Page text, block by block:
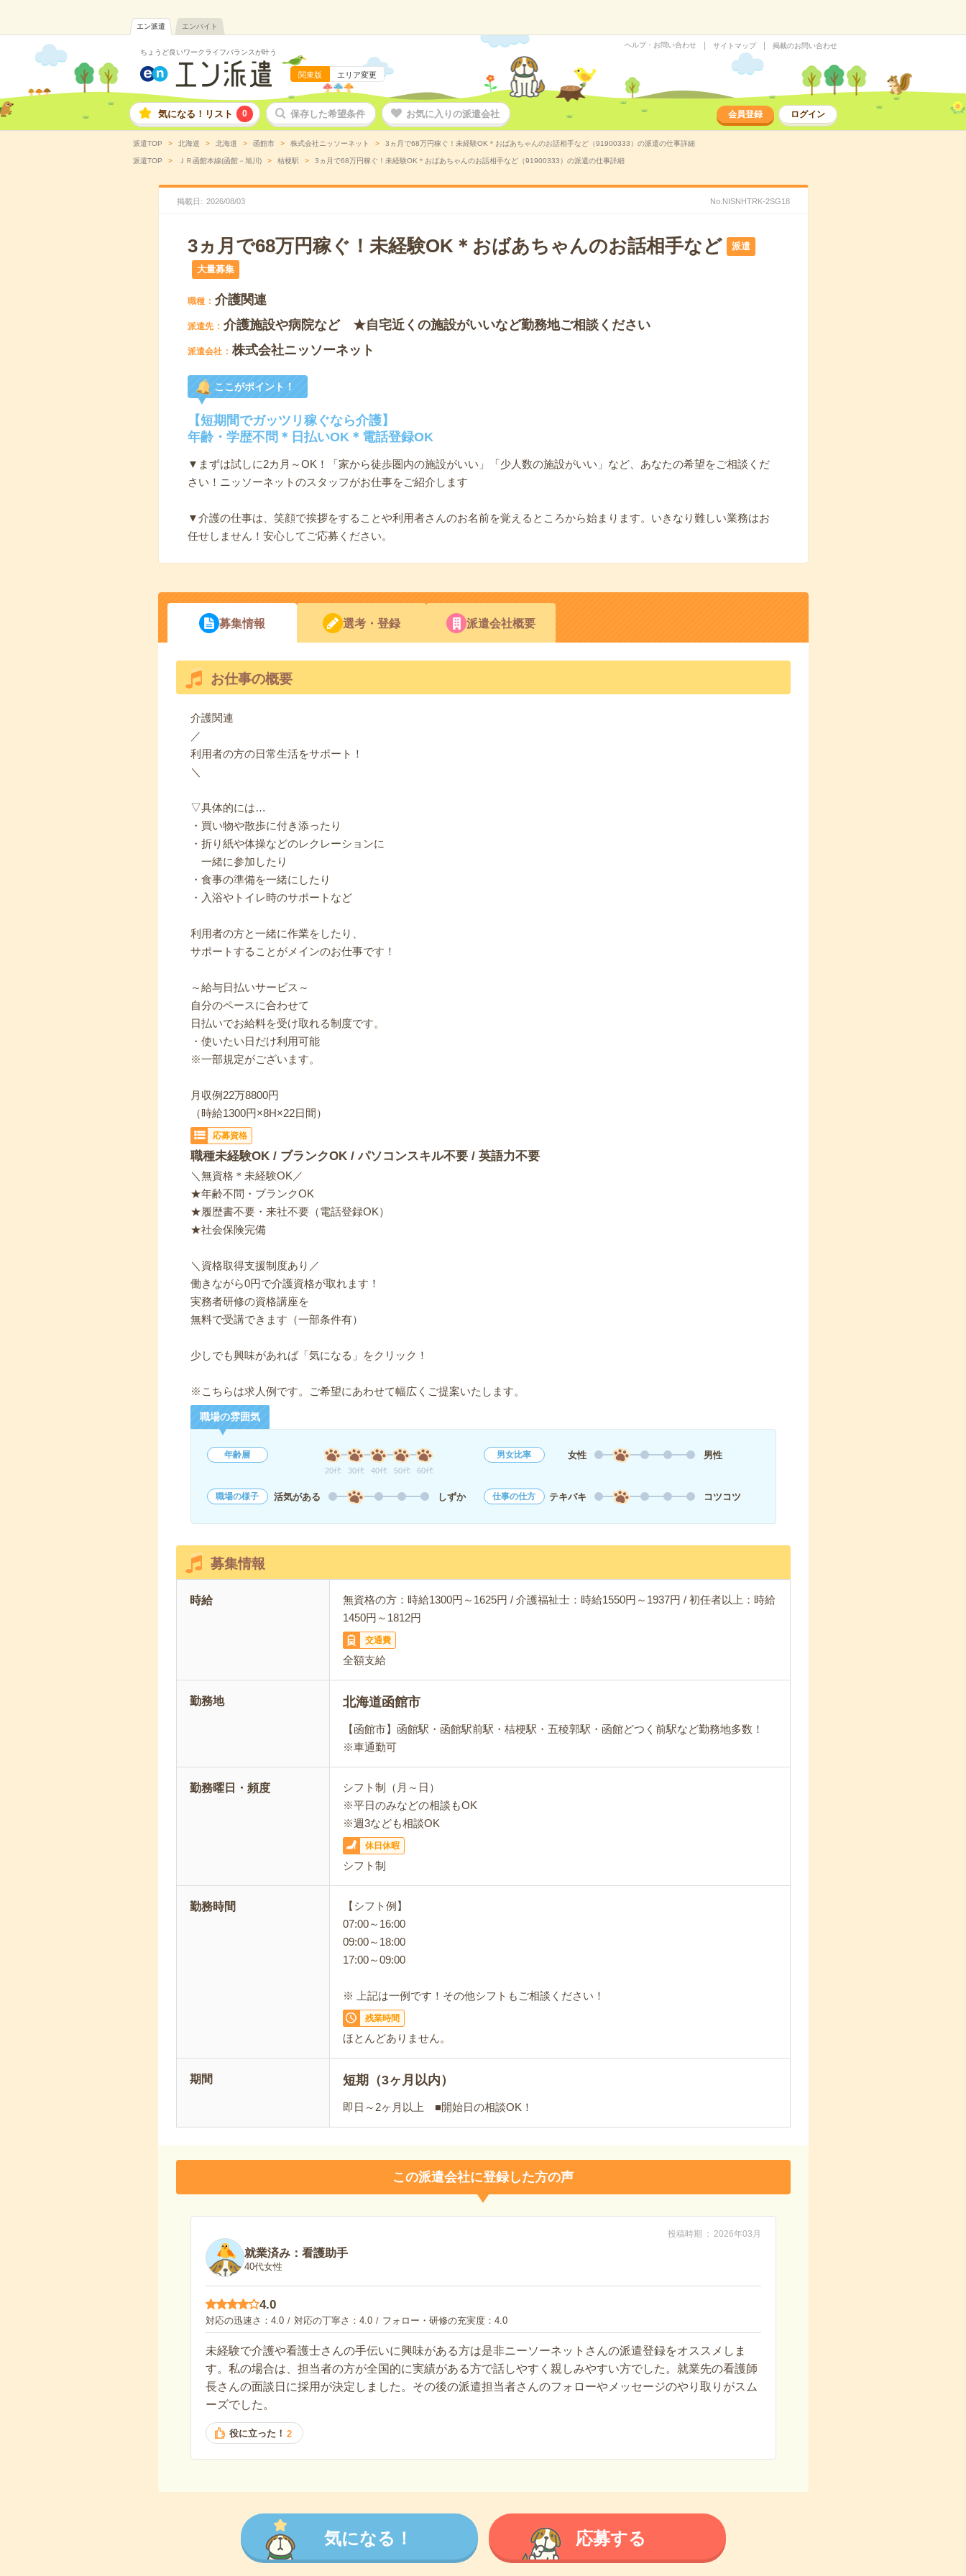
エン派遣 エンバイト
ちょうど良いワークライフバランスが叶う
関東版 エリア変更
ヘルプ・お問い合わせ サイトマップ 掲載のお問い合わせ
気になる！リスト 0 保存した希望条件 お気に入りの派遣会社 会員登録 ログイン
派遣TOP 北海道 北海道 函館市 株式会社ニッソーネット 3ヵ月で68万円稼ぐ！未経験OK＊おばあちゃんのお話相手など（91900333）の派遣の仕事詳細
派遣TOP ＪＲ函館本線(函館－旭川) 桔梗駅 3ヵ月で68万円稼ぐ！未経験OK＊おばあちゃんのお話相手など（91900333）の派遣の仕事詳細
掲載日 2026/08/03 No.NISNHTRK-2SG18
3ヵ月で68万円稼ぐ！未経験OK＊おばあちゃんのお話相手など 派遣
大量募集
職種 介護関連
派遣先 介護施設や病院など ★自宅近くの施設がいいなど勤務地ご相談ください
派遣会社 株式会社ニッソーネット
ここがポイント！
【短期間でガッツリ稼ぐなら介護】
年齢・学歴不問＊日払いOK＊電話登録OK
▼まずは試しに2カ月～OK！「家から徒歩圏内の施設がいい」「少人数の施設がいい」など、あなたの希望をご相談くだ
さい！ニッソーネットのスタッフがお仕事をご紹介します
▼介護の仕事は、笑顔で挨拶をすることや利用者さんのお名前を覚えるところから始まります。いきなり難しい業務はお
任せしません！安心してご応募ください。
募集情報 選考・登録 派遣会社概要
お仕事の概要
介護関連
／
利用者の方の日常生活をサポート！
＼
▽具体的には…
・買い物や散歩に付き添ったり
・折り紙や体操などのレクレーションに
一緒に参加したり
・食事の準備を一緒にしたり
・入浴やトイレ時のサポートなど
利用者の方と一緒に作業をしたり、
サポートすることがメインのお仕事です！
～給与日払いサービス～
自分のペースに合わせて
日払いでお給料を受け取れる制度です。
・使いたい日だけ利用可能
※一部規定がございます。
月収例22万8800円
（時給1300円×8H×22日間）
応募資格
職種未経験OK / ブランクOK / パソコンスキル不要 / 英語力不要
＼無資格＊未経験OK／
★年齢不問・ブランクOK
★履歴書不要・来社不要（電話登録OK）
★社会保険完備
＼資格取得支援制度あり／
働きながら0円で介護資格が取れます！
実務者研修の資格講座を
無料で受講できます（一部条件有）
少しでも興味があれば「気になる」をクリック！
※こちらは求人例です。ご希望にあわせて幅広くご提案いたします。
職場の雰囲気
年齢層
20代 30代 40代 50代 60代
男女比率 女性 男性
職場の様子 活気がある しずか 仕事の仕方 テキパキ コツコツ
募集情報
時給
無資格の方：時給1300円～1625円 / 介護福祉士：時給1550円～1937円 / 初任者以上：時給
1450円～1812円
交通費
全額支給
勤務地 北海道函館市
【函館市】函館駅・函館駅前駅・桔梗駅・五稜郭駅・函館どつく前駅など勤務地多数！
※車通勤可
勤務曜日・頻度
シフト制（月～日）
※平日のみなどの相談もOK
※週3なども相談OK
休日休暇
シフト制
勤務時間
【シフト例】
07:00～16:00
09:00～18:00
17:00～09:00
※ 上記は一例です！その他シフトもご相談ください！
残業時間
ほとんどありません。
期間 短期（3ヶ月以内）
即日～2ヶ月以上 ■開始日の相談OK！
この派遣会社に登録した方の声
投稿時期 2026年03月
就業済み：看護助手
40代女性
4.0
対応の迅速さ 4.0 対応の丁寧さ 4.0 フォロー・研修の充実度 4.0
未経験で介護や看護士さんの手伝いに興味がある方は是非ニーソーネットさんの派遣登録をオススメしま
す。私の場合は、担当者の方が全国的に実績がある方で話しやすく親しみやすい方でした。就業先の看護師
長さんの面談日に採用が決定しました。その後の派遣担当者さんのフォローやメッセージのやり取りがスム
ーズでした。
役に立った！ 2
気になる！ 応募する